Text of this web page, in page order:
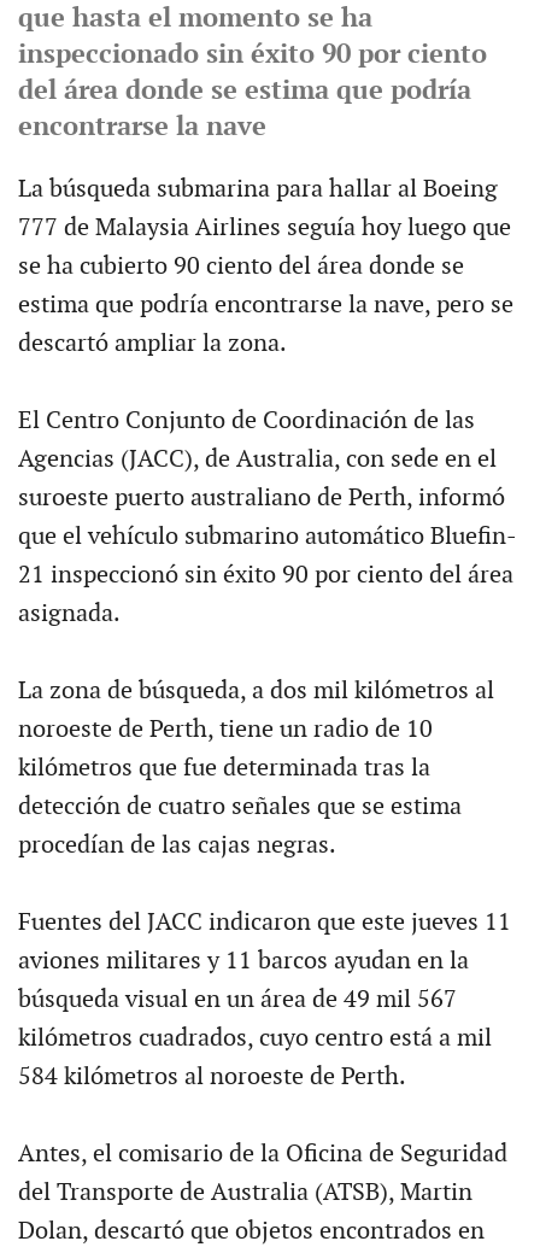
que hasta el momento se ha
inspeccionado sin éxito 90 por ciento
del área donde se estima que podría
encontrarse la nave
La búsqueda submarina para hallar al Boeing
777 de Malaysia Airlines seguía hoy luego que
se ha cubierto 90 ciento del área donde se
estima que podría encontrarse la nave, pero se
descartó ampliar la zona.
El Centro Conjunto de Coordinación de las
Agencias (JACC), de Australia, con sede en el
suroeste puerto australiano de Perth, informó
que el vehículo submarino automático Bluefin-
21 inspeccionó sin éxito 90 por ciento del área
asignada.
La zona de búsqueda, a dos mil kilómetros al
noroeste de Perth, tiene un radio de 10
kilómetros que fue determinada tras la
detección de cuatro señales que se estima
procedían de las cajas negras.
Fuentes del JACC indicaron que este jueves 11
aviones militares y 11 barcos ayudan en la
búsqueda visual en un área de 49 mil 567
kilómetros cuadrados, cuyo centro está a mil
584 kilómetros al noroeste de Perth.
Antes, el comisario de la Oficina de Seguridad
del Transporte de Australia (ATSB), Martin
Dolan, descartó que objetos encontrados en